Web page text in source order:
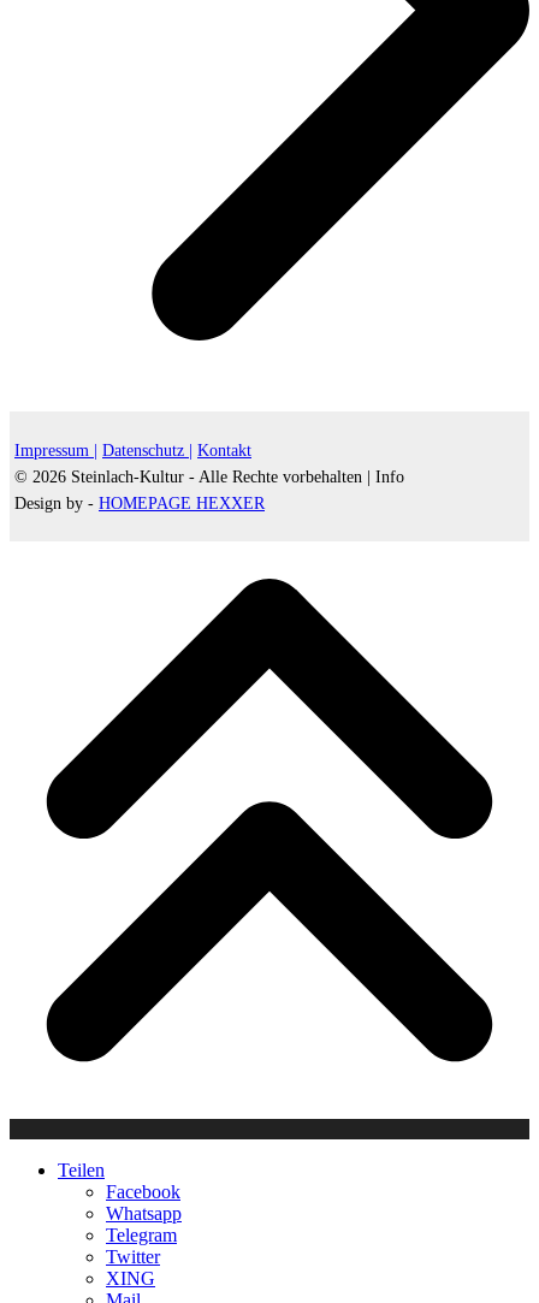
Impressum | Datenschutz |
Kontakt
© 2026 Steinlach-Kultur - Alle Rechte vorbehalten |
Info
Design by - HOMEPAGE HEXXER
Teilen
Facebook
Whatsapp
Telegram
Twitter
XING